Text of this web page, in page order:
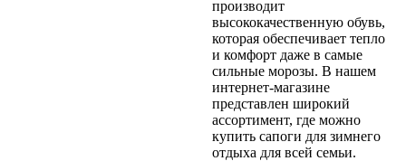
производит
высококачественную обувь,
которая обеспечивает тепло
и комфорт даже в самые
сильные морозы. В нашем
интернет-магазине
представлен широкий
ассортимент, где можно
купить сапоги для зимнего
отдыха для всей семьи.